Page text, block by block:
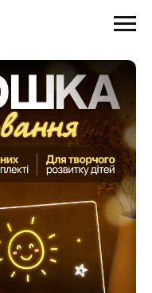
ЗАМОВИТИ